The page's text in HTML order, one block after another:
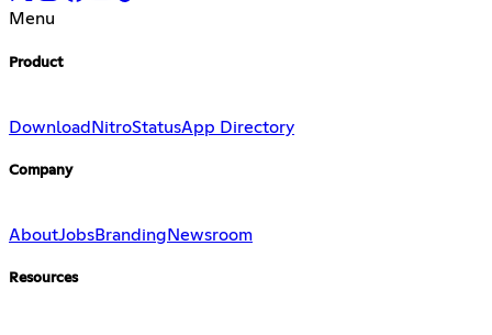
Menu
Product
Download NitroStatusApp Directory
Company
AboutJobsBranding Newsroom
Resources